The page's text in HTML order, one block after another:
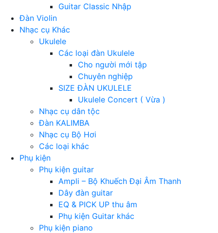
Guitar Classic Nhập
Đàn Violin
Nhạc cụ Khác
Ukulele
Các loại đàn Ukulele
Cho người mới tập
Chuyên nghiệp
SIZE ĐÀN UKULELE
Ukulele Concert ( Vừa )
Nhạc cụ dân tộc
Đàn KALIMBA
Nhạc cụ Bộ Hơi
Các loại khác
Phụ kiện
Phụ kiện guitar
Ampli – Bộ Khuếch Đại Âm Thanh
Dây đàn guitar
EQ & PICK UP thu âm
Phụ kiện Guitar khác
Phụ kiện piano